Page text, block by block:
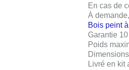
En cas de
À
Bois peint
Garantie
Poids
Livré en kit